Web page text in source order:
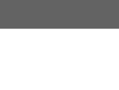
springen